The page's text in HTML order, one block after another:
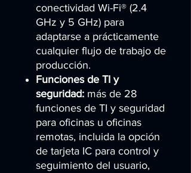
conectividad Wi-Fi® (2.4
GHz y 5 GHz) para
adaptarse a prácticamente
cualquier flujo de trabajo de
producción.
Funciones de TI y
seguridad: más de 28
funciones de TI y seguridad
para oficinas u oficinas
remotas, incluida la opción
de tarjeta IC para control y
seguimiento del usuario,